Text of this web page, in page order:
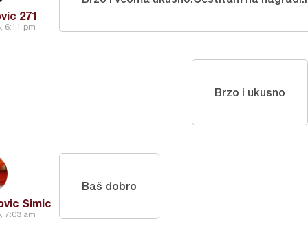
271
6:11 pm
Brzo i ukusno
Simic
7:03 am
Baš dobro